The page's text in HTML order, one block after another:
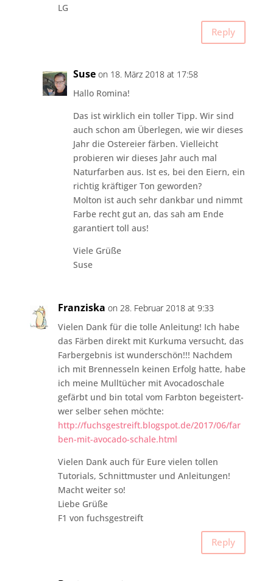
LG
Reply
Suse on 18. März 2018 at 17:58
Hallo Romina!
Das ist wirklich ein toller Tipp. Wir sind
auch schon am Überlegen, wie wir dieses
Jahr die Ostereier färben. Vielleicht
probieren wir dieses Jahr auch mal
Naturfarben aus. Ist es, bei den Eiern, ein
richtig kräftiger Ton geworden?
Molton ist auch sehr dankbar und nimmt
Farbe recht gut an, das sah am Ende
garantiert toll aus!
Viele Grüße
Suse
Franziska on 28. Februar 2018 at 9:33
Vielen Dank für die tolle Anleitung! Ich habe
das Färben direkt mit Kurkuma versucht, das
Farbergebnis ist wunderschön!!! Nachdem
ich mit Brennesseln keinen Erfolg hatte, habe
ich meine Mulltücher mit Avocadoschale
gefärbt und bin total vom Farbton begeistert-
wer selber sehen möchte:
http://fuchsgestreift.blogspot.de/2017/06/far
ben-mit-avocado-schale.html
Vielen Dank auch für Eure vielen tollen
Tutorials, Schnittmuster und Anleitungen!
Macht weiter so!
Liebe Grüße
F1 von fuchsgestreift
Reply